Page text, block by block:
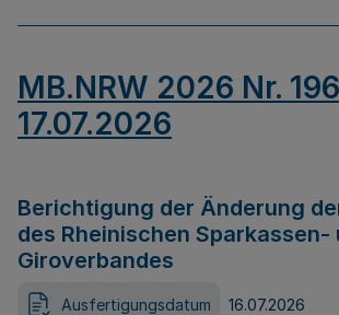
MB.NRW 2026 Nr.
17.07.2026
Berichtigung der Änderung
des Rheinischen Sparkassen-
Giroverbandes
Ausfertigungsdatum 16.07.2026